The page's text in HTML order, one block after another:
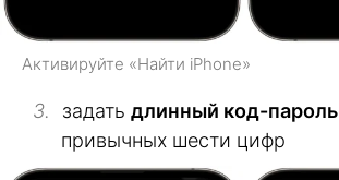
Активируйте «Найти iPhone»
задать длинный код-пароль
привычных шести цифр